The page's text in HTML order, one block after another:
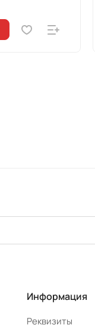
Информация
Реквизиты